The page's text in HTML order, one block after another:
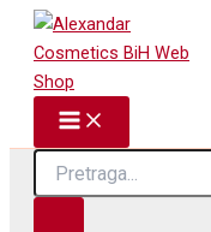
Skip
content
Products
search